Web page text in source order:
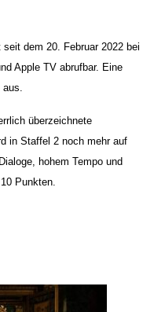
seit dem 20. Februar 2022 bei
Apple TV abrufbar. Eine
aus.
überzeichnete
in Staffel 2 noch mehr auf
hohem Tempo und
Punkten.